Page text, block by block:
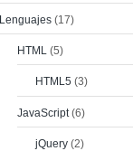
Lenguajes (17)
HTML (5)
HTML5 (3)
JavaScript(6)
jQuery (2)